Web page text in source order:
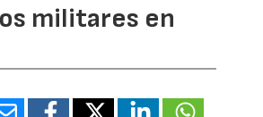
militares en